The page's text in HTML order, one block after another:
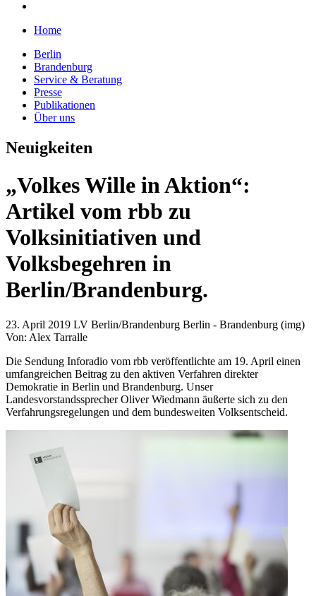
Home
Berlin
Brandenburg
Service & Beratung
Presse
Publikationen
Über uns
Neuigkeiten
„Volkes Wille in Aktion“:
Artikel vom rbb zu
Volksinitiativen und
Volksbegehren in
Berlin/Brandenburg.
23. April 2019 LV Berlin/Brandenburg Berlin - Brandenburg (img)
Von: Alex Tarralle
Die Sendung Inforadio vom rbb veröffentlichte am 19. April einen
umfangreichen Beitrag zu den aktiven Verfahren direkter
Demokratie in Berlin und Brandenburg. Unser
Landesvorstandssprecher Oliver Wiedmann äußerte sich zu den
Verfahrungsregelungen und dem bundesweiten Volksentscheid.